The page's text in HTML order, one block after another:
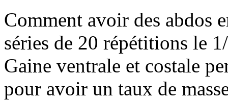
Comment avoir des abdos
séries de 20 répétitions le
Gaine ventrale et costale
pour avoir un taux de